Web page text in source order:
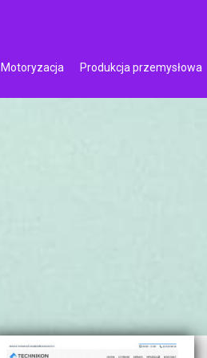
Motoryzacja Produkcja przemysłowa